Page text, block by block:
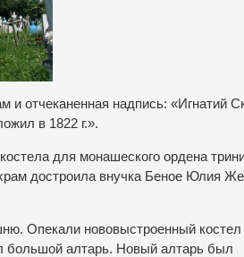
и отчеканенная надпись: «Игнатий
в 1822 г.».
для монашеского ордена
достроила внучка Беное Юлия
Опекали нововыстроенный
большой алтарь. Новый алтарь был